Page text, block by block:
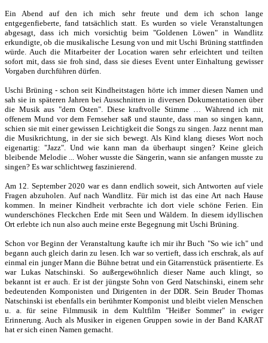
Ein Abend auf den ich mich sehr freute und dem ich schon lange
entgegenfieberte, fand tatsächlich statt. Es wurden so viele Veranstaltungen
abgesagt, dass ich mich vorsichtig beim "Goldenen Löwen" in Wandlitz
erkundigte, ob die musikalische Lesung von und mit Uschi Brüning stattfinden
würde. Auch die Mitarbeiter der Location waren sehr erleichtert und teilten
sofort mit, dass sie froh sind, dass sie dieses Event unter Einhaltung gewisser
Vorgaben durchführen dürfen.
Uschi Brüning - schon seit Kindheitstagen hörte ich immer diesen Namen und
sah sie in späteren Jahren bei Ausschnitten in diversen Dokumentationen über
die Musik aus "dem Osten". Diese kraftvolle Stimme … Während ich mit
offenem Mund vor dem Fernseher saß und staunte, dass man so singen kann,
schien sie mit einer gewissen Leichtigkeit die Songs zu singen. Jazz nennt man
die Musikrichtung, in der sie sich bewegt. Als Kind klang dieses Wort noch
eigenartig: "Jazz". Und wie kann man da überhaupt singen? Keine gleich
bleibende Melodie ... Woher wusste die Sängerin, wann sie anfangen musste zu
singen? Es war schlichtweg faszinierend.
Am 12. September 2020 war es dann endlich soweit, sich Antworten auf viele
Fragen abzuholen. Auf nach Wandlitz. Für mich ist das eine Art nach Hause
kommen. In meiner Kindheit verbrachte ich dort viele schöne Ferien. Ein
wunderschönes Fleckchen Erde mit Seen und Wäldern. In diesem idyllischen
Ort erlebte ich nun also auch meine erste Begegnung mit Uschi Brüning.
Schon vor Beginn der Veranstaltung kaufte ich mir ihr Buch "So wie ich" und
begann auch gleich darin zu lesen. Ich war so vertieft, dass ich erschrak, als auf
einmal ein junger Mann die Bühne betrat und ein Gitarrenstück präsentierte. Es
war Lukas Natschinski. So außergewöhnlich dieser Name auch klingt, so
bekannt ist er auch. Er ist der jüngste Sohn von Gerd Natschinski, einem sehr
bedeutenden Komponisten und Dirigenten in der DDR. Sein Bruder Thomas
Natschinski ist ebenfalls ein berühmter Komponist und bleibt vielen Menschen
u. a. für seine Filmmusik in dem Kultfilm "Heißer Sommer" in ewiger
Erinnerung. Auch als Musiker in eigenen Gruppen sowie in der Band KARAT
hat er sich einen Namen gemacht.